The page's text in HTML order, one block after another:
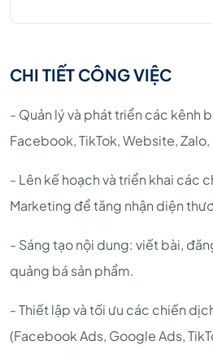
CHI TIẾT CÔNG VIỆC
- Quản lý và phát triển các kênh
Facebook, TikTok, Website, Zalo,
- Lên kế hoạch và triển khai các
Marketing để tăng nhận diện
- Sáng tạo nội dung: viết bài,
quảng bá sản phẩm.
- Thiết lập và tối ưu các chiến
(Facebook Ads, Google Ads,